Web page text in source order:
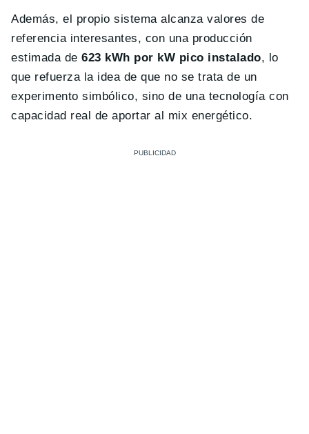
Además, el propio sistema alcanza valores de
referencia interesantes, con una producción
estimada de623 kWh por kW pico instalado, lo
que refuerza la idea de que no se trata de un
experimento simbólico, sino de una tecnología con
capacidad real de aportar al mix energético.